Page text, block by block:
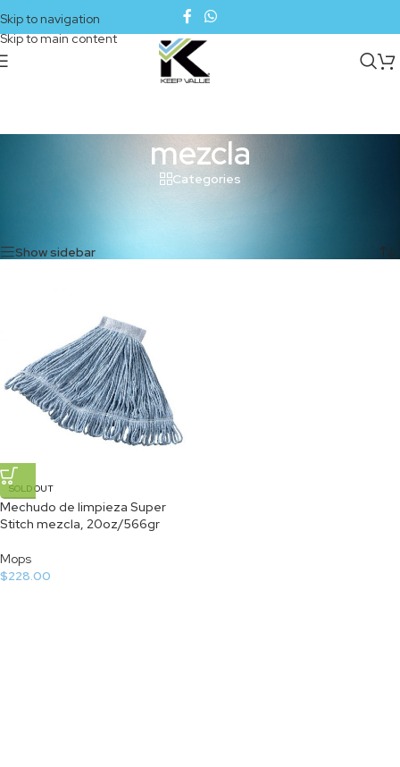
Skip to navigation
Skip to main content
mezcla
Categories
Productos etiquetados “mezcla”
Show sidebar
SOLD OUT
Mechudo de limpieza Super
Stitch mezcla, 20oz/566gr
Mops
$228.00